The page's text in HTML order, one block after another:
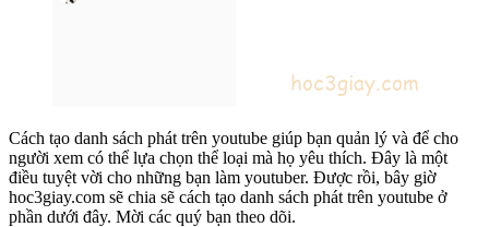
Cách tạo danh sách phát trên youtube giúp bạn quản lý và để cho
người xem có thể lựa chọn thể loại mà họ yêu thích. Đây là một
điều tuyệt vời cho những bạn làm youtuber. Được rồi, bây giờ
hoc3giay.com sẽ chia sẽ cách tạo danh sách phát trên youtube ở
phần dưới đây. Mời các quý bạn theo dõi.